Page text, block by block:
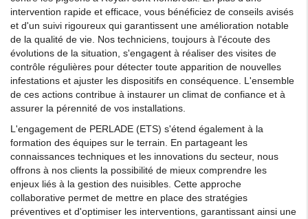
intervention rapide et efficace, vous bénéficiez de conseils avisés
et d'un suivi rigoureux qui garantissent une amélioration notable
de la qualité de vie. Nos techniciens, toujours à l'écoute des
évolutions de la situation, s'engagent à réaliser des visites de
contrôle régulières pour détecter toute apparition de nouvelles
infestations et ajuster les dispositifs en conséquence. L'ensemble
de ces actions contribue à instaurer un climat de confiance et à
assurer la pérennité de vos installations.
L'engagement de PERLADE (ETS) s'étend également à la
formation des équipes sur le terrain. En partageant les
connaissances techniques et les innovations du secteur, nous
offrons à nos clients la possibilité de mieux comprendre les
enjeux liés à la gestion des nuisibles. Cette approche
collaborative permet de mettre en place des stratégies
préventives et d'optimiser les interventions, garantissant ainsi une